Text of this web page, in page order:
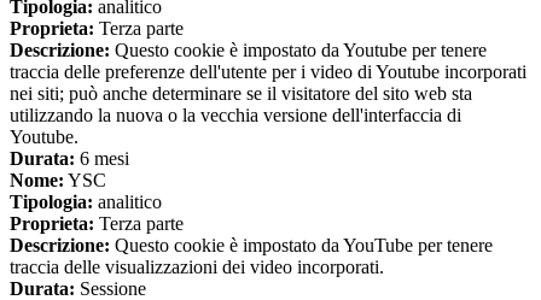
Tipologia: analitico
Proprieta: Terza parte
Descrizione: Questo cookie è impostato da Youtube per tenere
traccia delle preferenze dell'utente per i video di Youtube incorporati
nei siti; può anche determinare se il visitatore del sito web sta
utilizzando la nuova o la vecchia versione dell'interfaccia di
Youtube.
Durata: 6 mesi
Nome: YSC
Tipologia: analitico
Proprieta: Terza parte
Descrizione: Questo cookie è impostato da YouTube per tenere
traccia delle visualizzazioni dei video incorporati.
Durata: Sessione